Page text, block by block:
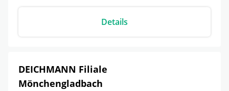
Details
DEICHMANN Filiale
Mönchengladbach